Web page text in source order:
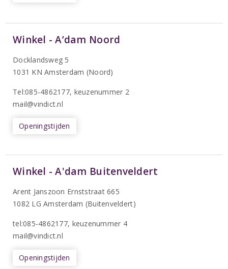
Winkel - A’dam Noord
Docklandsweg 5
1031 KN Amsterdam (Noord)
Tel:085-4862177, keuzenummer 2
mail@vindict.nl
Openingstijden
Winkel - A'dam Buitenveldert
Arent Janszoon Ernststraat 665
1082 LG Amsterdam (Buitenveldert)
tel:085-4862177, keuzenummer 4
mail@vindict.nl
Openingstijden